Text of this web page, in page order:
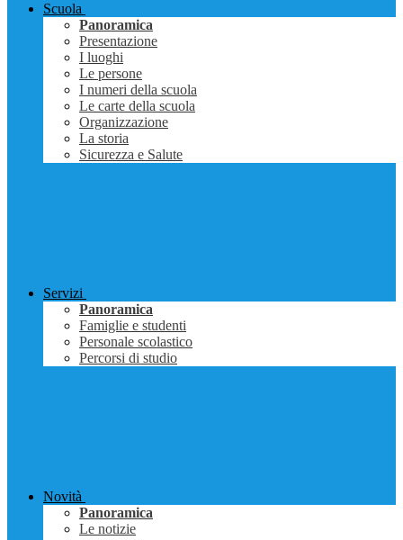
Scuola
Panoramica
Presentazione
I luoghi
Le persone
I numeri della scuola
Le carte della scuola
Organizzazione
La storia
Sicurezza e Salute
Servizi
Panoramica
Famiglie e studenti
Personale scolastico
Percorsi di studio
Novità
Panoramica
Le notizie